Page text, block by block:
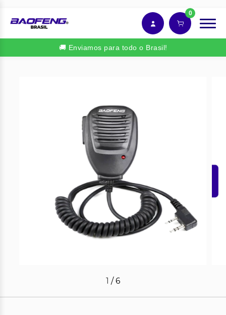
0
🚚 Enviamos para todo o Brasil!
1 /6